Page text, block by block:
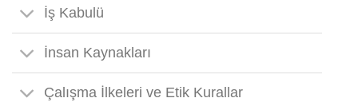
İş Kabulü
İnsan Kaynakları
Çalışma İlkeleri ve Etik Kurallar